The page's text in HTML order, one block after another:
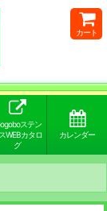
カート
ステン
WEBカタロ
グ
カレンダー